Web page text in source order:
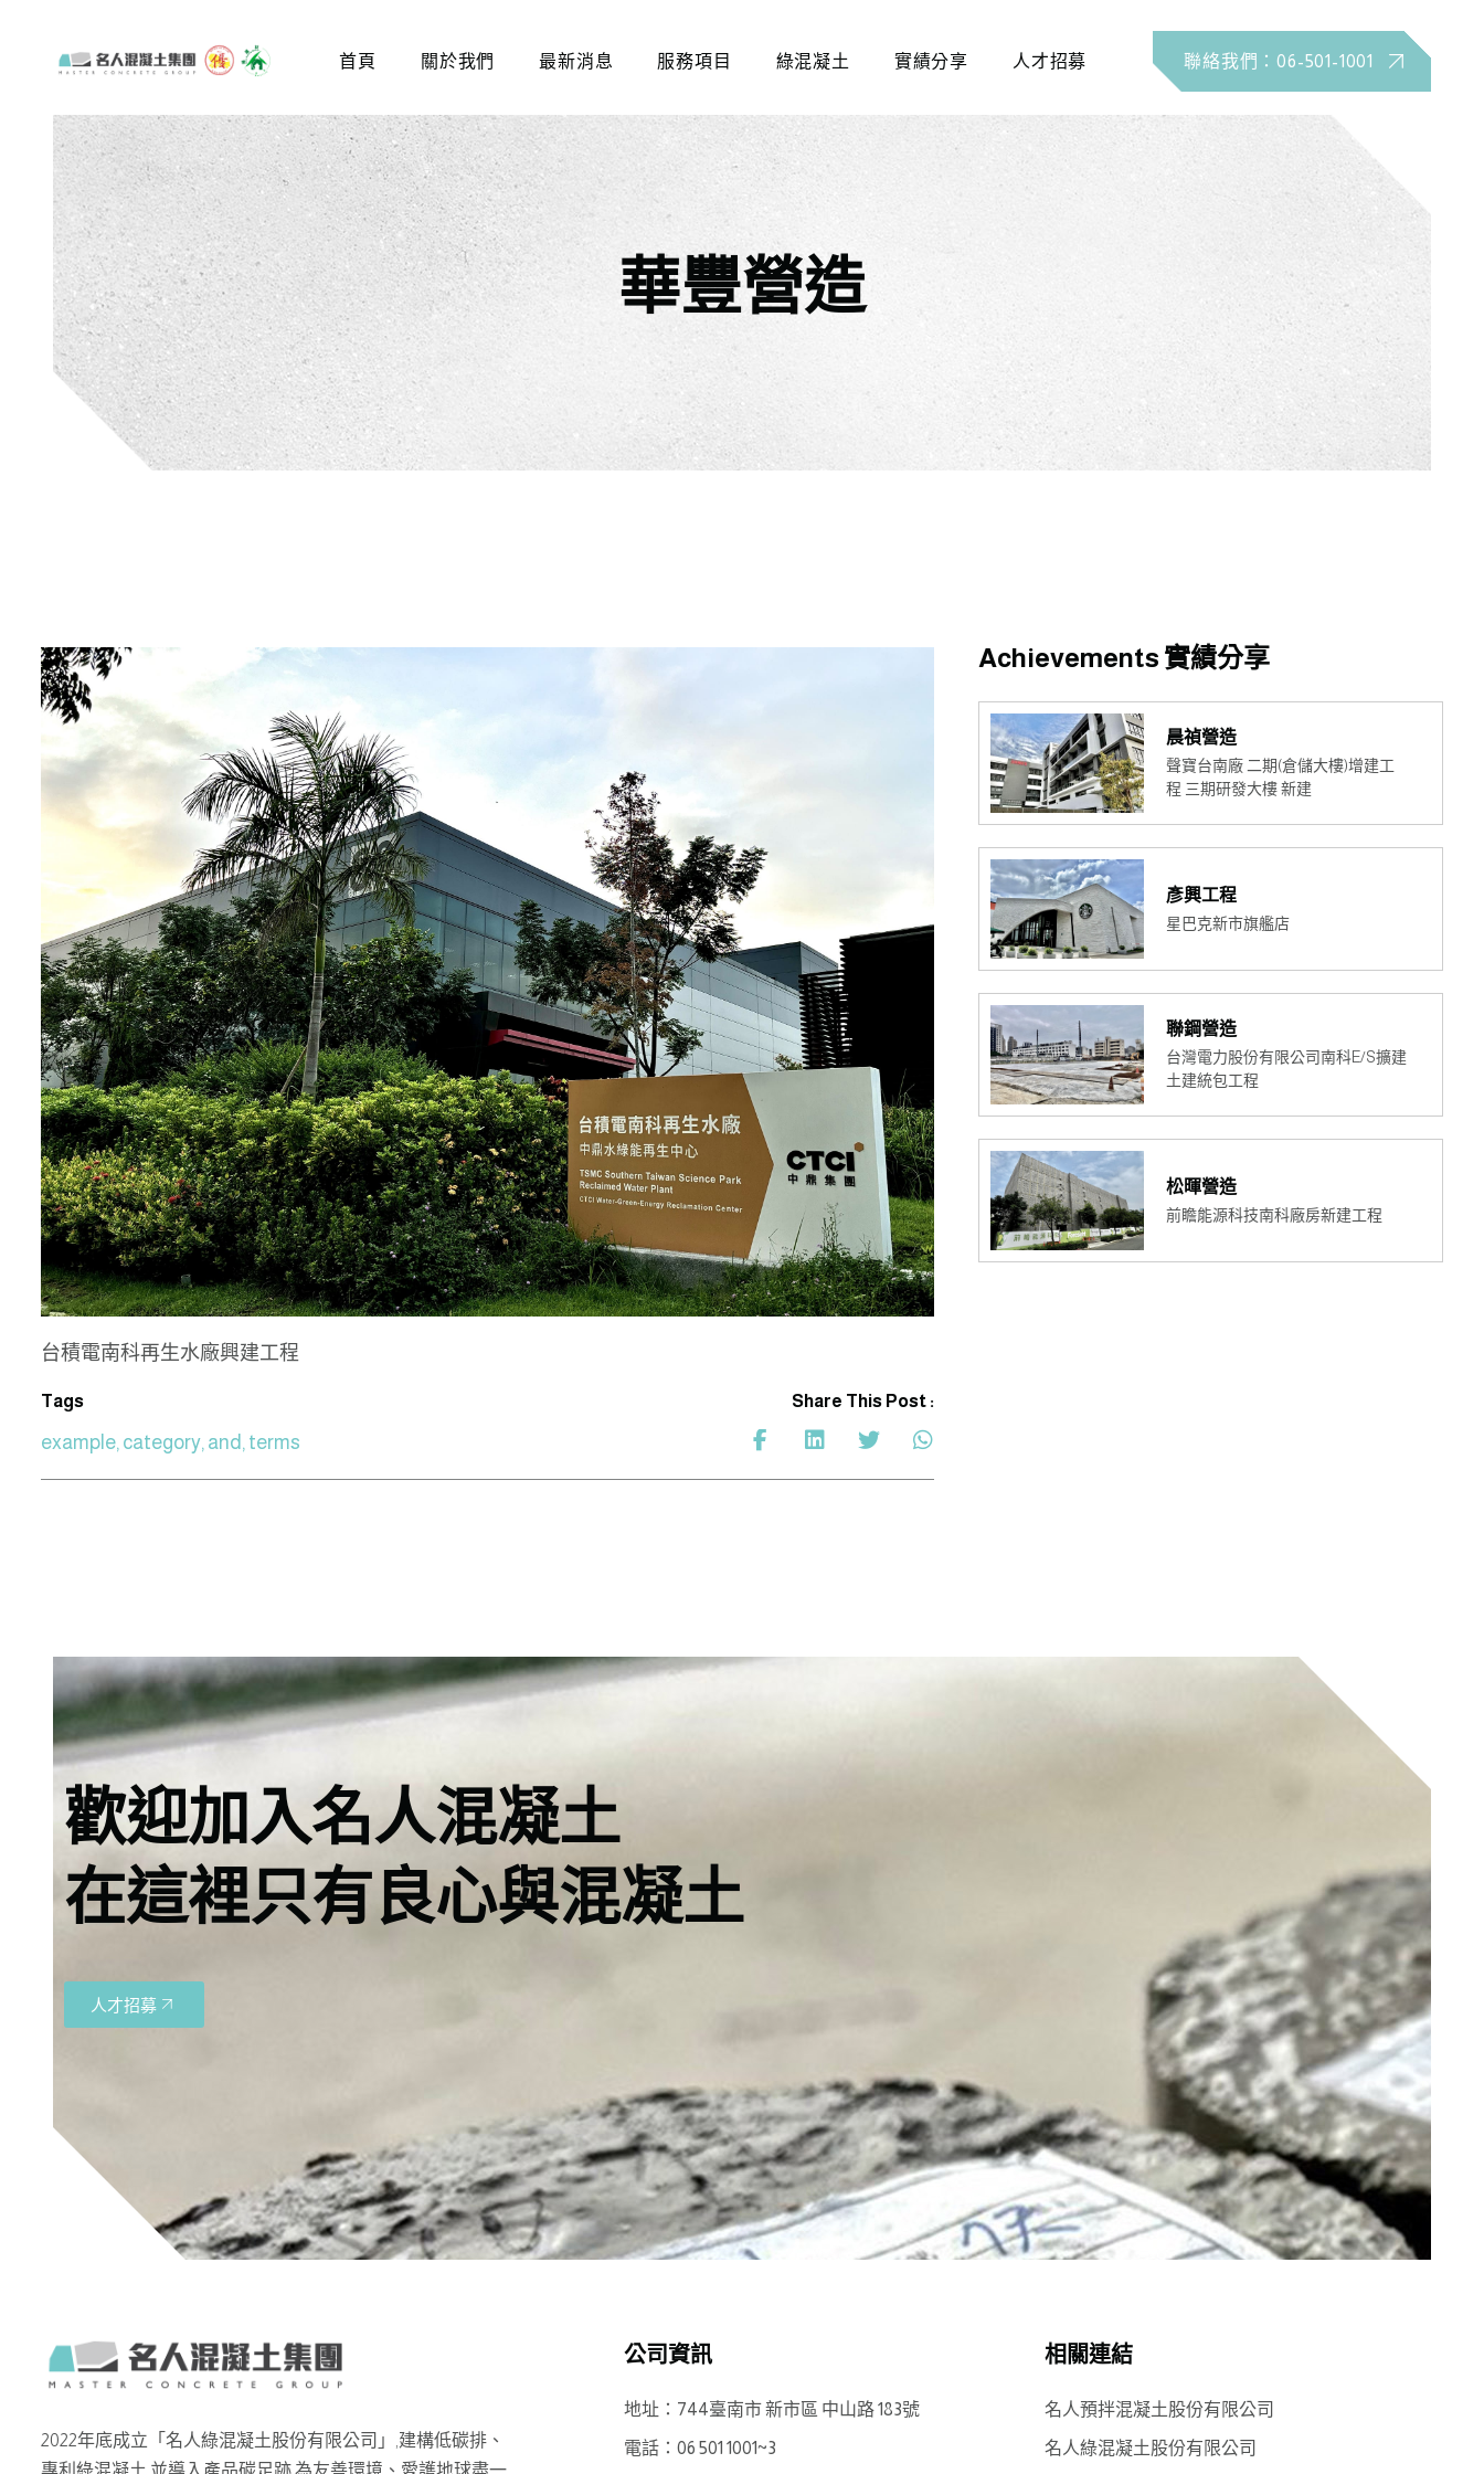
首頁 關於我們 最新消息 服務項目 綠混凝土 實績分享 人才招募 聯絡我們：06-501-1001
華豐營造
台積電南科再生水廠興建工程
Tags
example, category, and, terms
Share This Post :
Achievements 實績分享
晨禎營造
聲寶台南廠 二期(倉儲大樓)增建工
程 三期研發大樓 新建
彥興工程
星巴克新市旗艦店
聯鋼營造
台灣電力股份有限公司南科E/S擴建
土建統包工程
松暉營造
前瞻能源科技南科廠房新建工程
歡迎加入名人混凝土
在這裡只有良心與混凝土
人才招募
2022年底成立「名人綠混凝土股份有限公司」,建構低碳排、
專利綠混凝土,並導入產品碳足跡,為友善環境、愛護地球盡一
公司資訊
地址：744臺南市 新市區 中山路 183號
電話：06 501 1001~3
相關連結
名人預拌混凝土股份有限公司
名人綠混凝土股份有限公司